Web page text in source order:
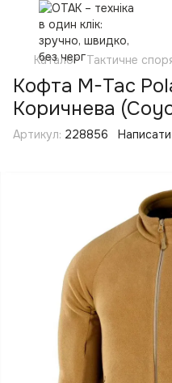
Каталог Тактичне
Кофта M-Tac
Коричнева
Артикул: 228856 Написати